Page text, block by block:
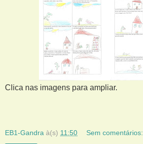
Clica nas imagens para ampliar.
EB1-Gandra à(s) 11:50 Sem comentários: